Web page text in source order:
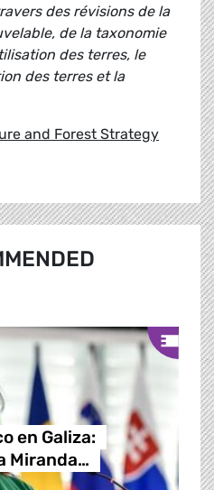
des révisions de la
de la taxonomie
des terres, le
des terres et la
and Forest Strategy
en Galiza:
Miranda…